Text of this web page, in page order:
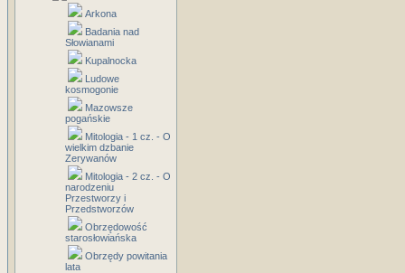
Arkona
Badania nad
Słowianami
Kupalnocka
Ludowe
kosmogonie
Mazowsze
pogańskie
Mitologia - 1 cz. - O
wielkim dzbanie
Zerywanów
Mitologia - 2 cz. - O
narodzeniu
Przestworzy i
Przedstworzów
Obrzędowość
starosłowiańska
Obrzędy powitania
lata